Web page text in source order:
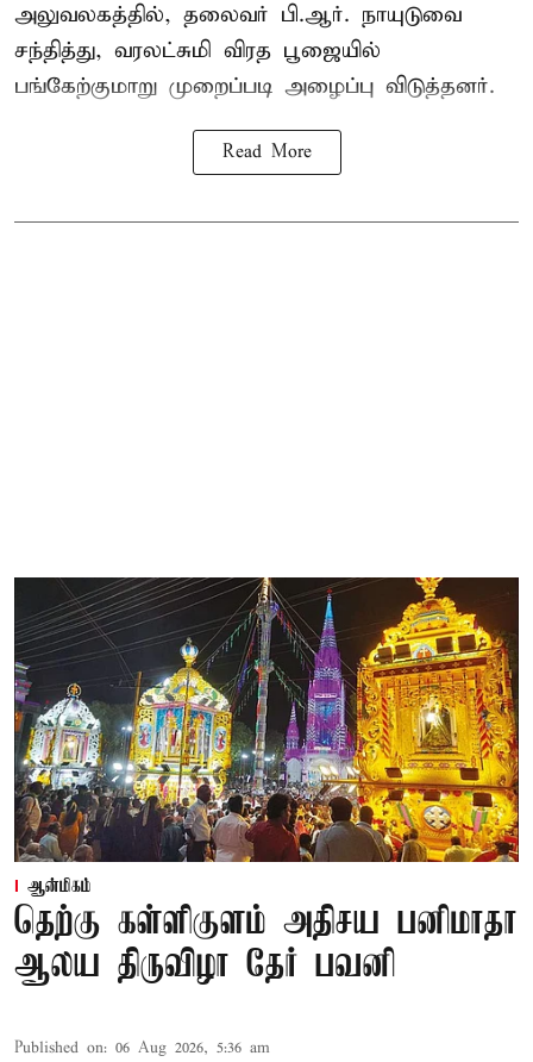
அலுவலகத்தில், தலைவர் பி.ஆர். நாயுடுவை
சந்தித்து, வரலட்சுமி விரத பூஜையில்
பங்கேற்குமாறு முறைப்படி அழைப்பு விடுத்தனர்.
Read More
ஆன்மிகம்
தெற்கு கள்ளிகுளம் அதிசய பனிமாதா
ஆலய திருவிழா தேர் பவனி
Published on: 06 Aug 2026, 5:36 am